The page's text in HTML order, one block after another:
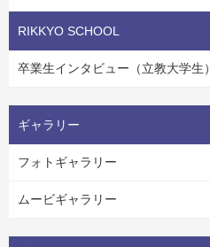
RIKKYO SCHOOL
卒業生インタビュー（立教大学生）
ギャラリー
フォトギャラリー
ムービギャラリー